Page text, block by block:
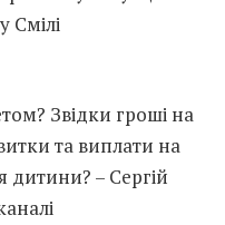
Смілі
Звідки гроші на
та виплати на
– Сергій